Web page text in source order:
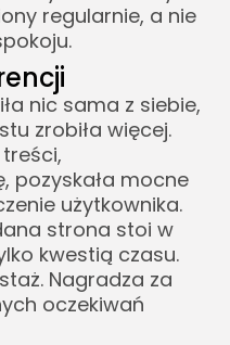
regularnie, a nie
nic sama z siebie,
zrobiła więcej.
pozyskała mocne
użytkownika.
strona stoi w
kwestią czasu.
Nagradza za
oczekiwań